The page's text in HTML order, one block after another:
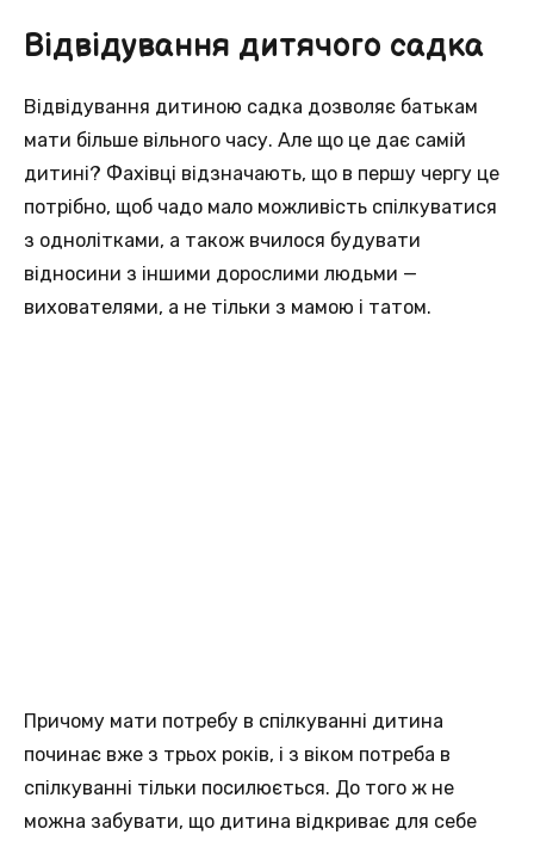
Відвідування дитячого садка
Відвідування дитиною садка дозволяє батькам
мати більше вільного часу. Але що це дає самій
дитині? Фахівці відзначають, що в першу чергу це
потрібно, щоб чадо мало можливість спілкуватися
з однолітками, а також вчилося будувати
відносини з іншими дорослими людьми —
вихователями, а не тільки з мамою і татом.
Причому мати потребу в спілкуванні дитина
починає вже з трьох років, і з віком потреба в
спілкуванні тільки посилюється. До того ж не
можна забувати, що дитина відкриває для себе